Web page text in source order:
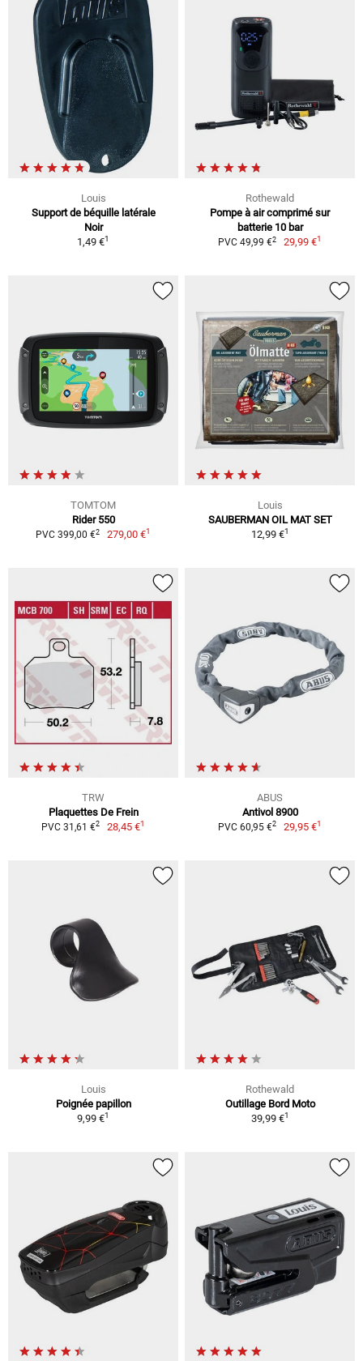
Louis
Support de béquille latérale
Noir
1,49 €1
Rothewald
Pompe à air comprimé sur
batterie 10 bar
PVC 49,99 €2 29,99 €1
TOMTOM
Rider 550
PVC 399,00 €2 279,00 €1
Louis
SAUBERMAN OIL MAT SET
12,99 €1
TRW
Plaquettes De Frein
PVC 31,61 €2 28,45 €1
ABUS
Antivol 8900
PVC 60,95 €2 29,95 €1
Louis
Poignée papillon
9,99 €1
Rothewald
Outillage Bord Moto
39,99 €1